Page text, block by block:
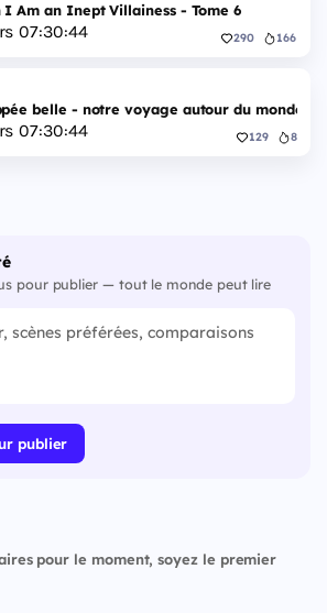
I Am an Inept Villainess - Tome 6
07:30:43 290 166
belle - notre voyage autour du monde -
07:30:43 129 8
pour publier — tout le monde peut lire
publier
pour le moment, soyez le premier